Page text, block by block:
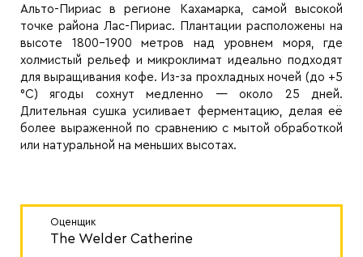
Альто-Пириас в регионе Кахамарка, самой высокой
точке района Лас-Пириас. Плантации расположены на
высоте 1800–1900 метров над уровнем моря, где
холмистый рельеф и микроклимат идеально подходят
для выращивания кофе. Из-за прохладных ночей (до +5
°C) ягоды сохнут медленно — около 25 дней.
Длительная сушка усиливает ферментацию, делая её
более выраженной по сравнению с мытой обработкой
или натуральной на меньших высотах.
Оценщик
The Welder Catherine